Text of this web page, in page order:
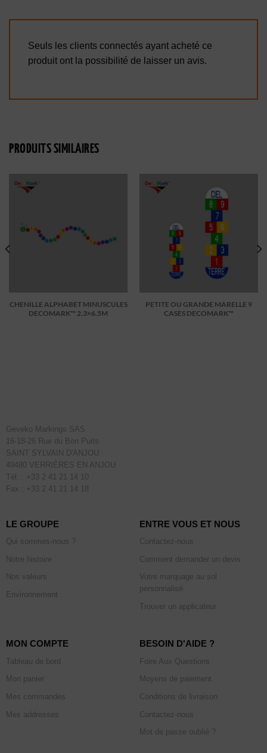
Seuls les clients connectés ayant acheté ce
produit ont la possibilité de laisser un avis.
PRODUITS SIMILAIRES
CHENILLE ALPHABET MINUSCULES
DECOMARK™ 2.3×6.5M
PETITE OU GRANDE MARELLE 9
CASES DECOMARK™
Geveko Markings SAS
16-18-26 Rue du Bon Puits
SAINT SYLVAIN D'ANJOU
49480 VERRIÈRES EN ANJOU
Tél. : +33 2 41 21 14 10
Fax : +33 2 41 21 14 18
LE GROUPE
Qui sommes-nous ?
Notre histoire
Nos valeurs
Environnement
ENTRE VOUS ET NOUS
Contactez-nous
Comment demander un devis
Votre marquage au sol
personnalisé
Trouver un applicateur
MON COMPTE
Tableau de bord
Mon panier
Mes commandes
Mes addresses
BESOIN D'AIDE ?
Foire Aux Questions
Moyens de paiement
Conditions de livraison
Contactez-nous
Mot de passe oublié ?